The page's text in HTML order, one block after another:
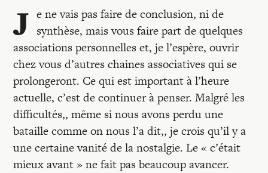
Auteurs
Blocs-notes
Recherches
Entretiens
J e ne vais pas faire de conclusion, ni de
synthèse, mais vous faire part de quelques
associations personnelles et, je l’espère, ouvrir
chez vous d’autres chaines associatives qui se
prolongeront. Ce qui est important à l’heure
actuelle, c’est de continuer à penser. Malgré les
difficultés,, même si nous avons perdu une
bataille comme on nous l’a dit,, je crois qu’il y a
une certaine vanité de la nostalgie. Le « c’était
mieux avant » ne fait pas beaucoup avancer.